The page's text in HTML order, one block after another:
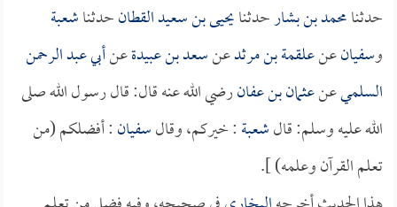
حدثنامحمد بن بشارحدثنايحيى بن سعيد القطانحدثناشعبة
وسفيانعنعلقمة بن مرثدعنسعد بن عبيدةعنأبي عبد الرحمن
السلميعنعثمان بن عفانرضي الله عنه قال: قال رسول الله صلى
الله عليه وسلم: قالشعبة: خيركم، وقالسفيان: أفضلكم (من
تعلم القرآن وعلمه) ].